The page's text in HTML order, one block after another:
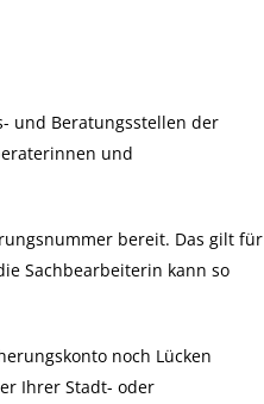
und Beratungsstellen der
und
bereit. Das gilt für
Sachbearbeiterin kann so
noch Lücken
Ihrer Stadt- oder